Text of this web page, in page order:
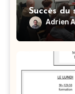
Succès du
Adrien